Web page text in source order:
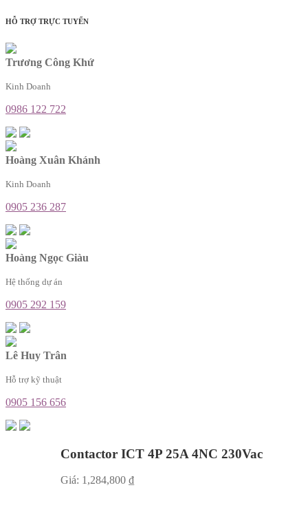
HỖ TRỢ TRỰC TUYẾN
Trương Công Khứ
Kinh Doanh
0986 122 722
Hoàng Xuân Khánh
Kinh Doanh
0905 236 287
Hoàng Ngọc Giàu
Hệ thống dự án
0905 292 159
Lê Huy Trân
Hỗ trợ kỹ thuật
0905 156 656
Contactor ICT 4P 25A 4NC 230Vac
Giá: 1,284,800 ₫